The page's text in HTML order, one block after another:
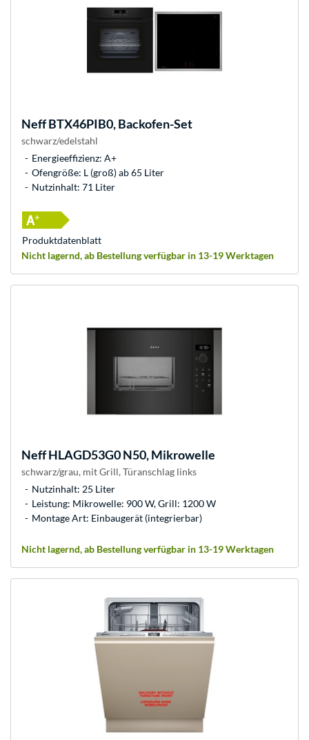
NeffBTX46PIB0, Backofen-Set
schwarz/edelstahl
Energieeffizienz: A+
Ofengröße: L (groß) ab 65 Liter
Nutzinhalt: 71 Liter
Nicht lagernd, ab Bestellung verfügbar in 13-19 Werktagen
Produkt­datenblatt
NeffHLAGD53G0 N50, Mikrowelle
schwarz/grau, mit Grill, Türanschlag links
Nutzinhalt: 25 Liter
Leistung: Mikrowelle: 900 W, Grill: 1200 W
Montage Art: Einbaugerät (integrierbar)
Nicht lagernd, ab Bestellung verfügbar in 13-19 Werktagen